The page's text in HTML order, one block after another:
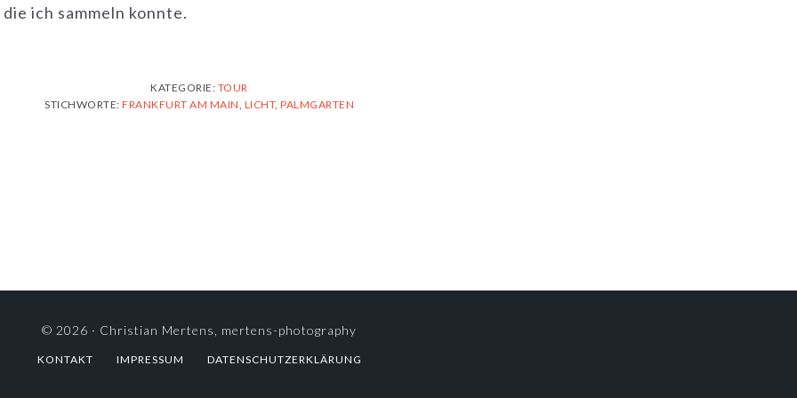
ich sammeln konnte.
KATEGORIE: TOUR
STICHWORTE: FRANKFURT AM MAIN, LICHT, PALMGARTEN
© 2026 · Christian Mertens, mertens-photography
KONTAKT IMPRESSUM DATENSCHUTZERKLÄRUNG